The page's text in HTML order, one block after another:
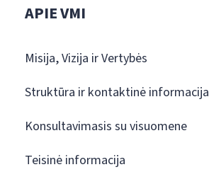
APIE VMI
Misija, Vizija ir Vertybės
Struktūra ir kontaktinė informacija
Konsultavimasis su visuomene
Teisinė informacija